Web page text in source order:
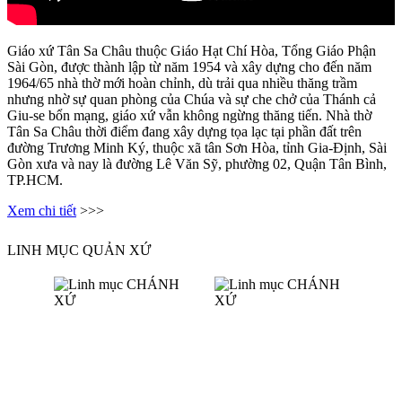
Giáo xứ Tân Sa Châu thuộc Giáo Hạt Chí Hòa, Tổng Giáo Phận
Sài Gòn, được thành lập từ năm 1954 và xây dựng cho đến năm
1964/65 nhà thờ mới hoàn chỉnh, dù trải qua nhiều thăng trầm
nhưng nhờ sự quan phòng của Chúa và sự che chở của Thánh cả
Giu-se bổn mạng, giáo xứ vẫn không ngừng thăng tiến. Nhà thờ
Tân Sa Châu thời điểm đang xây dựng tọa lạc tại phần đất trên
đường Trương Minh Ký, thuộc xã tân Sơn Hòa, tỉnh Gia-Định, Sài
Gòn xưa và nay là đường Lê Văn Sỹ, phường 02, Quận Tân Bình,
TP.HCM.
Xem chi tiết >>>
LINH MỤC QUẢN XỨ